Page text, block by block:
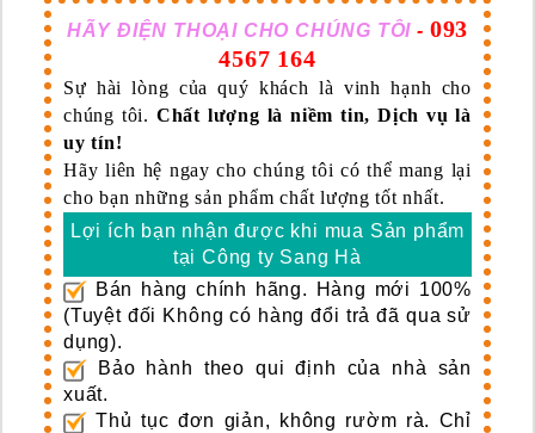
HÃY ĐIỆN THOẠI CHO CHÚNG TÔI - 093
4567 164
Sự hài lòng của quý khách là vinh hạnh cho
chúng tôi. Chất lượng là niềm tin, Dịch vụ là
uy tín!
Hãy liên hệ ngay cho chúng tôi có thể mang lại
cho bạn những sản phẩm chất lượng tốt nhất.
Lợi ích bạn nhận được khi mua Sản phẩm
tại Công ty Sang Hà
Bán hàng chính hãng. Hàng mới 100%
(Tuyệt đối Không có hàng đổi trả đã qua sử
dụng).
Bảo hành theo qui định của nhà sản
xuất.
Thủ tục đơn giản, không rườm rà. Chỉ